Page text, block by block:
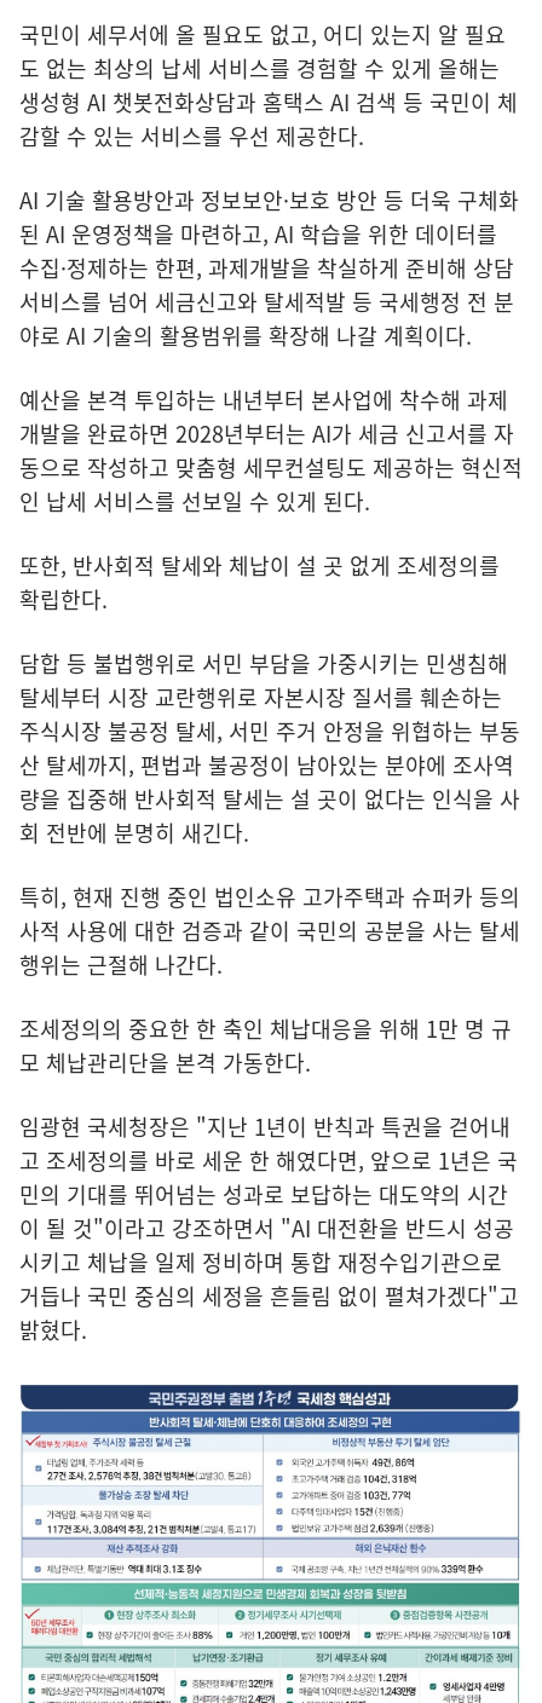
국민이 세무서에 올 필요도 없고, 어디 있는지 알 필요
도 없는 최상의 납세 서비스를 경험할 수 있게 올해는
생성형 AI 챗봇전화상담과 홈택스 AI 검색 등 국민이 체
감할 수 있는 서비스를 우선 제공한다.
AI 기술 활용방안과 정보보안·보호 방안 등 더욱 구체화
된 AI 운영정책을 마련하고, AI 학습을 위한 데이터를
수집·정제하는 한편, 과제개발을 착실하게 준비해 상담
서비스를 넘어 세금신고와 탈세적발 등 국세행정 전 분
야로 AI 기술의 활용범위를 확장해 나갈 계획이다.
예산을 본격 투입하는 내년부터 본사업에 착수해 과제
개발을 완료하면 2028년부터는 AI가 세금 신고서를 자
동으로 작성하고 맞춤형 세무컨설팅도 제공하는 혁신적
인 납세 서비스를 선보일 수 있게 된다.
또한, 반사회적 탈세와 체납이 설 곳 없게 조세정의를
확립한다.
담합 등 불법행위로 서민 부담을 가중시키는 민생침해
탈세부터 시장 교란행위로 자본시장 질서를 훼손하는
주식시장 불공정 탈세, 서민 주거 안정을 위협하는 부동
산 탈세까지, 편법과 불공정이 남아있는 분야에 조사역
량을 집중해 반사회적 탈세는 설 곳이 없다는 인식을 사
회 전반에 분명히 새긴다.
특히, 현재 진행 중인 법인소유 고가주택과 슈퍼카 등의
사적 사용에 대한 검증과 같이 국민의 공분을 사는 탈세
행위는 근절해 나간다.
조세정의의 중요한 한 축인 체납대응을 위해 1만 명 규
모 체납관리단을 본격 가동한다.
임광현 국세청장은 "지난 1년이 반칙과 특권을 걷어내
고 조세정의를 바로 세운 한 해였다면, 앞으로 1년은 국
민의 기대를 뛰어넘는 성과로 보답하는 대도약의 시간
이 될 것"이라고 강조하면서 "AI 대전환을 반드시 성공
시키고 체납을 일제 정비하며 통합 재정수입기관으로
거듭나 국민 중심의 세정을 흔들림 없이 펼쳐가겠다"고
밝혔다.